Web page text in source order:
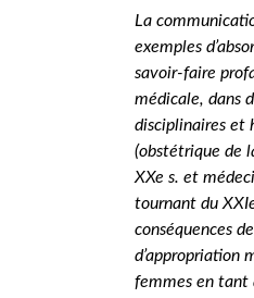
La
exemples
savoir-faire
médicale, dans
disciplinaires et
(obstétrique de
XXe s. et
tournant du
conséquences
d’appropriation
femmes en tant